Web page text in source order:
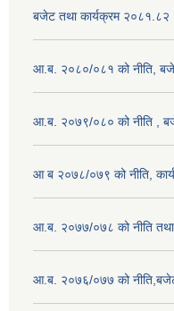
बजेट तथा कार्यक्रम २०८१.८२
आ.ब. २०८०/०८१ को नीति,
आ.ब. २०७९/०८० को नीति ,
आ ब २०७८/०७९ को नीति,
आ.ब. २०७७/०७८ को नीति
आ.ब. २०७६/०७७ को